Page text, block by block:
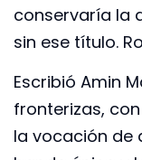
conservaría la
sin ese título.
Escribió Amin
fronterizas,
la vocación de